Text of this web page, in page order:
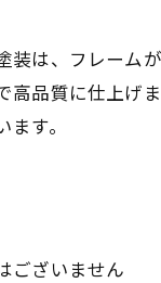
装は、フレーム
高品質に仕上げ
す。
ございません